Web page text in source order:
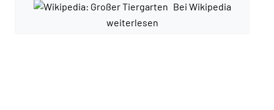
Bei Wikipedia
weiterlesen